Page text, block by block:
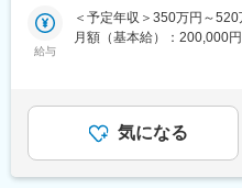
▼働き方
会社として残業はしない社
▼教育体制
入社後は受発注業務からス
理に必要な車の部品がほし
2~3社程度）
（2）その部品を作ってい
品をお客様のもとへお届け
※配送専属の担当がいるた
ございません。
給与
＜予定年収＞350万円～
月額（基本給）：200,000
て上下する可能性があり
です。 気になる